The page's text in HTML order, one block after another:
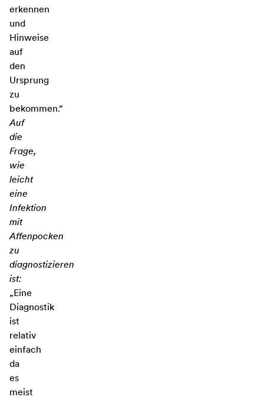
erkennen
und
Hinweise
auf
den
Ursprung
zu
bekommen.“
Auf
die
Frage,
wie
leicht
eine
Infektion
mit
Affenpocken
zu
diagnostizieren
ist:
„Eine
Diagnostik
ist
relativ
einfach
da
es
meist